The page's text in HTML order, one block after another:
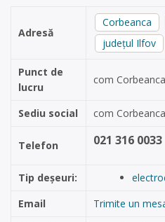
Adresă
Corbeanca
județul Ilfov
Punct de
lucru
com
Sediu social com
Telefon 021 316 0033
Tip deșeuri:
Email
Trimite un